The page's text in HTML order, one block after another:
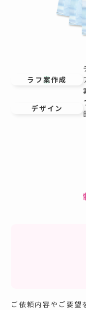
ラフ案作成
デザイン
ご依頼内容やご要望